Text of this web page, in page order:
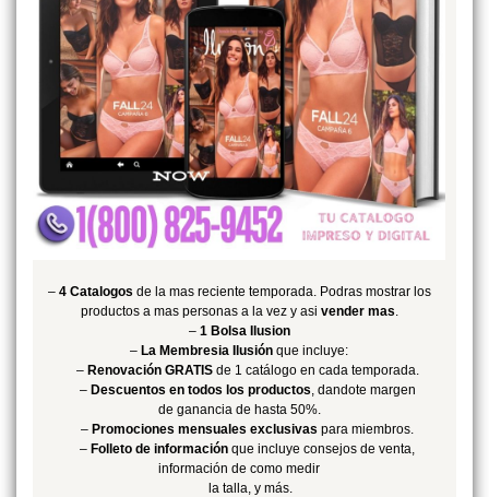
– 4 Catalogos de la mas reciente temporada. Podras mostrar los
productos a mas personas a la vez y asi vender mas
– 1 Bolsa Ilusion
– La Membresia Ilusión que incluye:
– Renovación GRATISde 1 catálogo en cada temporada.
– Descuentos en todos los productos , dandote margen
de ganancia de hasta 50%.
– Promociones mensuales exclusivas para miembros.
– Folleto de información que incluye consejos de venta,
información de como medir
la talla, y más.